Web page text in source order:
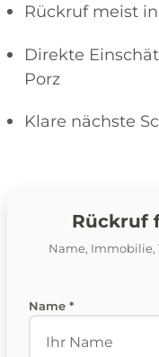
Rückruf meist
Direkte
Porz
Klare nächste
Rückruf
Name, Immobilie,
Name *